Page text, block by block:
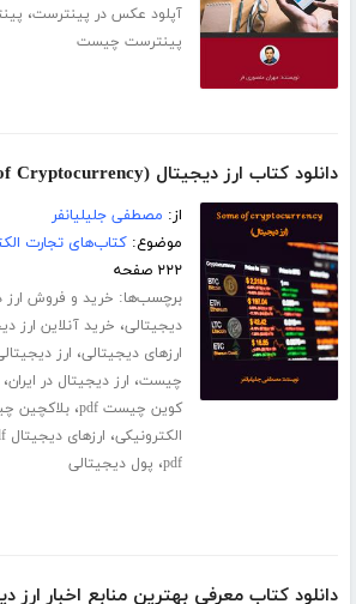
آپلود عکس در پینترست،
پینترست چیست
دانلود کتاب ارز دیجیتال (Some of Cryptocurrency)
از: مصطفی جلیلیانفر
موضوع:کتاب‌های تجارت
۲۲۲ صفحه
برچسب‌ها: خرید و فروش ارز
دیجیتالی، خرید آنلاین ارز
ارزهای دیجیتالی، ارز
چیست، ارز دیجیتال در ایران
کوین چیست pdf
،بلاکچین
الکترونیکی، ارزهای دیجیتال pdf
pdf، پول دیجیتالی
دانلود کتاب معرفی بهترین منابع اخبار